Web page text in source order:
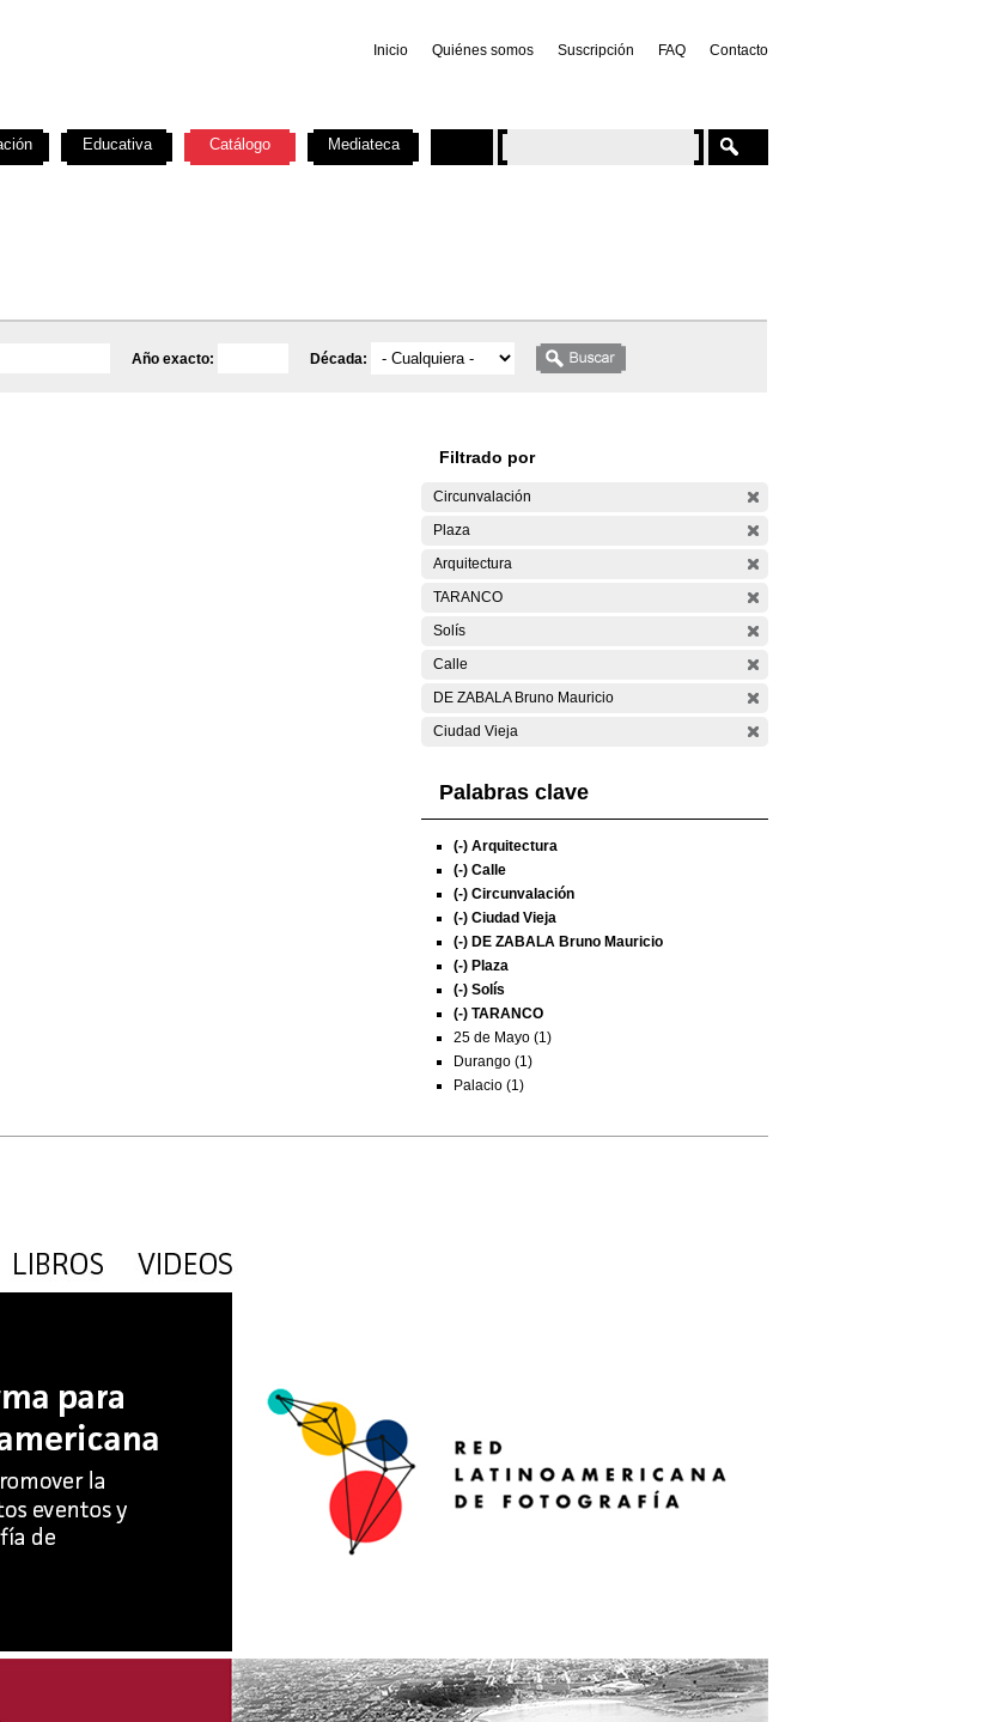
Inicio Quiénes somos Suscripción FAQ Contacto
Año exacto: Década:
Filtrado por
Circunvalación
Plaza
Arquitectura
TARANCO
Solís
Calle
DE ZABALA Bruno Mauricio
Ciudad Vieja
Palabras clave
(-) Arquitectura
(-) Calle
(-) Circunvalación
(-) Ciudad Vieja
(-) DE ZABALA Bruno Mauricio
(-) Plaza
(-) Solís
(-) TARANCO
25 de Mayo (1)
Durango (1)
Palacio (1)
Educativa Catálogo Mediateca